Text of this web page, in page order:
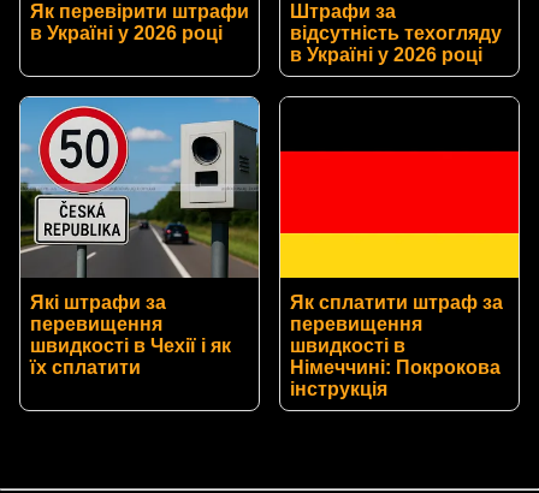
Як перевірити штрафи
в Україні у 2026 році
Штрафи за
відсутність техогляду
в Україні у 2026 році
Які штрафи за
перевищення
швидкості в Чехії і як
їх сплатити
Як сплатити штраф за
перевищення
швидкості в
Німеччині: Покрокова
інструкція